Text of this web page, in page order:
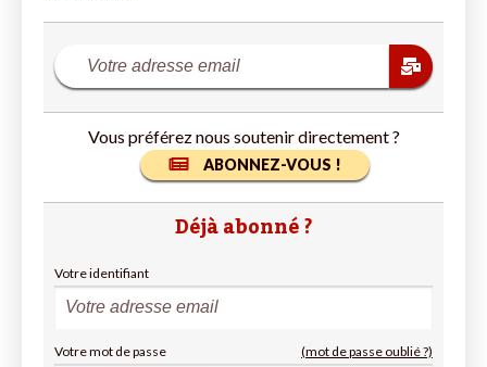
Vous préférez nous soutenir directement ?
ABONNEZ-VOUS !
Déjà abonné ?
Votre identifiant
Votre mot de passe (mot de passe oublié ?)